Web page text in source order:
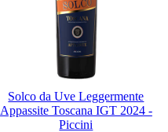
Solco da Uve Leggermente
Appassite Toscana IGT 2024 -
Piccini